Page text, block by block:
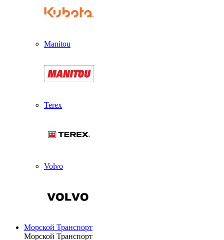
Manitou
Terex
Volvo
Морской Транспорт
Морской Транспорт